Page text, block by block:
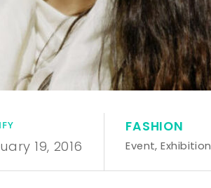
19, 2016
FASHION
Event,Exhibition